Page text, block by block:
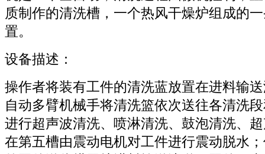
质制作的清洗槽，一个热风干燥炉组成的
置。
设备描述：
操作者将装有工件的清洗蓝放置在进料输
自动多臂机械手将清洗篮依次送往各清洗
进行超声波清洗、喷淋清洗、鼓泡清洗、
在第五槽由震动电机对工件进行震动脱水